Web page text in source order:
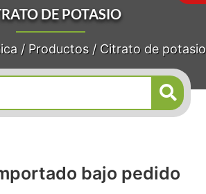
DE POTASIO
/ Productos/ Citrato de potasio
bajo pedido